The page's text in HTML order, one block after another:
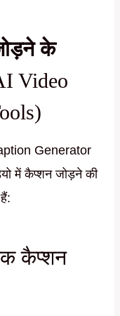
के
Video
Generator
में कैप्शन जोड़ने की
कैप्शन